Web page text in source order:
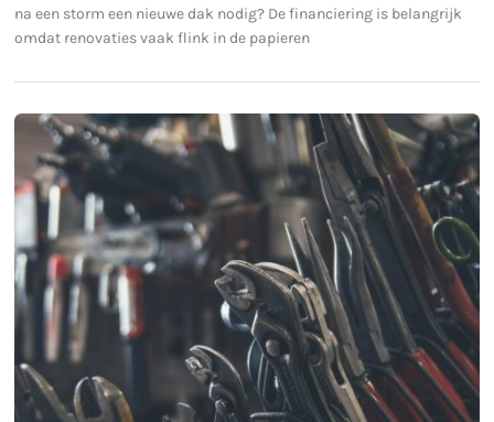
na een storm een nieuwe dak nodig? De financiering is belangrijk
omdat renovaties vaak flink in de papieren